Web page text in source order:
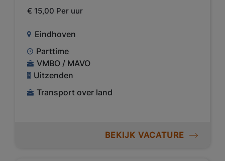
€ 15,00 Per uur
Eindhoven
Parttime
VMBO / MAVO
Uitzenden
Transport over land
BEKIJK VACATURE